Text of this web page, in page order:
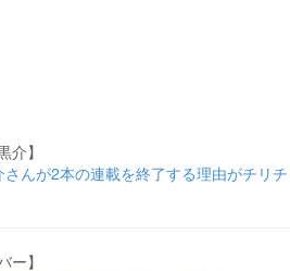
】
んが2本の連載を終了する理由がチリチ
】